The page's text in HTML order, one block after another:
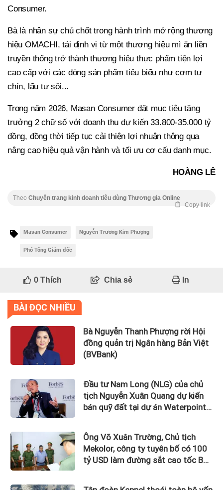
Consumer.
Bà là nhân sự chủ chốt trong hành trình mở rộng thương
hiệu OMACHI, tái định vị từ một thương hiệu mì ăn liền
truyền thống trở thành thương hiệu thực phẩm tiện lợi
cao cấp với các dòng sản phẩm tiêu biểu như cơm tự
chín, lẩu tự sôi...
Trong năm 2026, Masan Consumer đặt mục tiêu tăng
trưởng 2 chữ số với doanh thu dự kiến 33.800-35.000 tỷ
đồng, đồng thời tiếp tục cải thiện lợi nhuận thông qua
nâng cao hiệu quả vận hành và tối ưu cơ cấu danh mục.
HOÀNG LÊ
Theo Chuyên trang kinh doanh tiêu dùng Thương gia Online
Copy link
Masan Consumer Nguyễn Trương Kim Phượng
Phó Tổng Giám đốc
0Thích Chia sẻ In
BÀI ĐỌC NHIỀU
Bà Nguyễn Thanh Phượng rời Hội
đồng quản trị Ngân hàng Bản Việt
(BVBank)
Đầu tư Nam Long (NLG) của chủ
tịch Nguyễn Xuân Quang dự kiến
bán quỹ đất tại dự án Waterpoint,
Ông Võ Xuân Trường, Chủ tịch
Mekolor, công ty tuyên bố có 100
tỷ USD làm đường sắt cao tốc Bắc